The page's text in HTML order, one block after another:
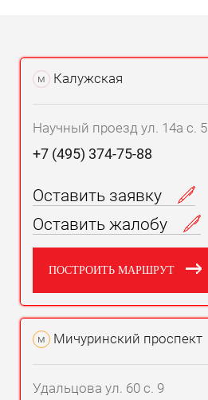
м Калужская
Научный проезд ул. 14а с. 5
+7 (495) 374-75-88
Оставить заявку
Оставить жалобу
ПОСТРОИТЬ МАРШРУТ
м Мичуринский проспект
Удальцова ул. 60 с. 9